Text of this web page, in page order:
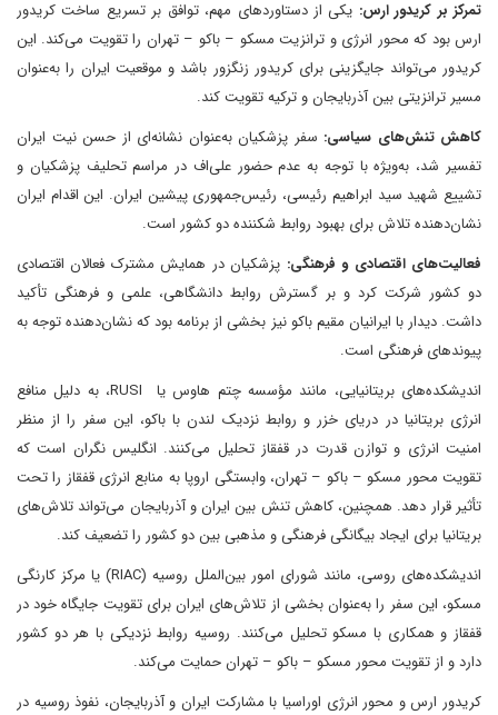
تمرکز بر کریدور ارس: یکی از دستاوردهای مهم، توافق بر تسریع ساخت کریدور
ارس بود که محور انرژی و ترانزیت مسکو – باکو – تهران را تقویت می‌کند. این
کریدور می‌تواند جایگزینی برای کریدور زنگزور باشد و موقعیت ایران را به‌عنوان
مسیر ترانزیتی بین آذربایجان و ترکیه تقویت کند.
کاهش تنش‌های سیاسی: سفر پزشکیان به‌عنوان نشانه‌ای از حسن نیت ایران
تفسیر شد، به‌ویژه با توجه به عدم حضور علی‌اف در مراسم تحلیف پزشکیان و
تشییع شهید سید ابراهیم رئیسی، رئیس‌جمهوری پیشین ایران. این اقدام ایران
نشان‌دهنده تلاش برای بهبود روابط شکننده دو کشور است.
فعالیت‌های اقتصادی و فرهنگی: پزشکیان در همایش مشترک فعالان اقتصادی
دو کشور شرکت کرد و بر گسترش روابط دانشگاهی، علمی و فرهنگی تأکید
داشت. دیدار با ایرانیان مقیم باکو نیز بخشی از برنامه بود که نشان‌دهنده توجه به
پیوندهای فرهنگی است.
اندیشکده‌های بریتانیایی، مانند مؤسسه چتم هاوس یا RUSI، به دلیل منافع
انرژی بریتانیا در دریای خزر و روابط نزدیک لندن با باکو، این سفر را از منظر
امنیت انرژی و توازن قدرت در قفقاز تحلیل می‌کنند. انگلیس نگران است که
تقویت محور مسکو – باکو – تهران، وابستگی اروپا به منابع انرژی قفقاز را تحت
تأثیر قرار دهد. همچنین، کاهش تنش بین ایران و آذربایجان می‌تواند تلاش‌های
بریتانیا برای ایجاد بیگانگی فرهنگی و مذهبی بین دو کشور را تضعیف کند.
اندیشکده‌های روسی، مانند شورای امور بین‌الملل روسیه (RIAC) یا مرکز کارنگی
مسکو، این سفر را به‌عنوان بخشی از تلاش‌های ایران برای تقویت جایگاه خود در
قفقاز و همکاری با مسکو تحلیل می‌کنند. روسیه روابط نزدیکی با هر دو کشور
دارد و از تقویت محور مسکو – باکو – تهران حمایت می‌کند.
کریدور ارس و محور انرژی اوراسیا با مشارکت ایران و آذربایجان، نفوذ روسیه در